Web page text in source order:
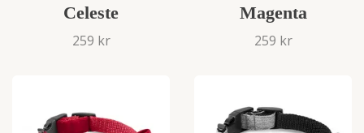
Celeste
259 kr
Magenta
259 kr